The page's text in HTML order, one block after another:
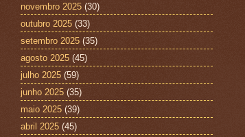
novembro 2025 (30)
outubro 2025 (33)
setembro 2025 (35)
agosto 2025 (45)
julho 2025 (59)
junho 2025 (35)
maio 2025 (39)
abril 2025 (45)